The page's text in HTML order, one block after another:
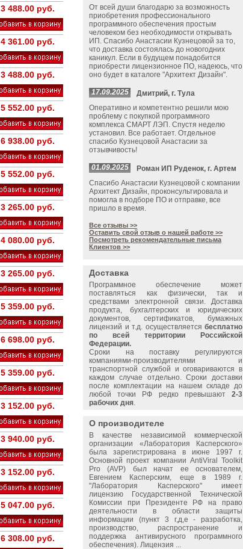
3 488.00 руб.
4 361.00 руб.
3 488.00 руб.
5 552.00 руб.
6 938.00 руб.
5 552.00 руб.
3 265.00 руб.
4 080.00 руб.
3 265.00 руб.
5 359.00 руб.
6 698.00 руб.
5 359.00 руб.
3 152.00 руб.
3 940.00 руб.
3 152.00 руб.
5 047.00 руб.
6 308.00 руб.
От всей души благодарю за возможность
приобретения профессионального
программного обеспечения простым
человеком без необходимости открывать
ИП. Спасибо Анастасии Кузнецовой за то,
что доставка состоялась до новогодних
каникул. Если в будущем понадобится
приобрести лицензионное ПО, надеюсь, что
оно будет в каталоге "Архитект Дизайн".
17.09.2025
Дмитрий, г. Тула
Оперативно и компетентно решили мою
проблему с покупкой программного
комплекса СМАРТ ЛЭП. Спустя неделю
установил. Все работает. Отдельное
спасибо Кузнецовой Анастасии за
отзывчивость!
01.09.2025
Роман ИП Руденок, г. Артем
Спасибо Анастасии Кузнецовой с компании
Архитект Дизайн, проконсультировала и
помогла в подборе ПО и отправке, все
пришло в время.
Все отзывы >>
Оставить свой отзыв о нашей работе >>
Посмотреть рекомендательные письма
Клиентов >>
Доставка
Программное обеспечение может
поставляться как физически, так и
средствами электронной связи. Доставка
продукта, бухгалтерских и юридических
документов, сертификатов, бумажных
лицензий и т.д. осуществляется бесплатно
по всей территории Российской
Федерации.
Сроки на поставку регулируются
компаниями-производителями и
транспортной службой и оговариваются в
каждом случае отдельно. Сроки доставки
после комплектации на нашем складе до
любой точки РФ редко превышают 2-3
рабочих дня.
О производителе
В качестве независимой коммерческой
организации «Лаборатория Касперского»
была зарегистрирована в июне 1997 г.
Основной проект компании AntiViral Toolkit
Pro (AVP) был начат ее основателем,
Евгением Касперским, еще в 1989 г.
"Лаборатория Касперского" имеет
лицензию Государственной Технической
Комиссии при Президенте РФ на право
деятельности в области защиты
информации (пункт 3 г,д,е - разработка,
производство, распространение и
поддержка антивирусного программного
обеспечения). Лицензия ...